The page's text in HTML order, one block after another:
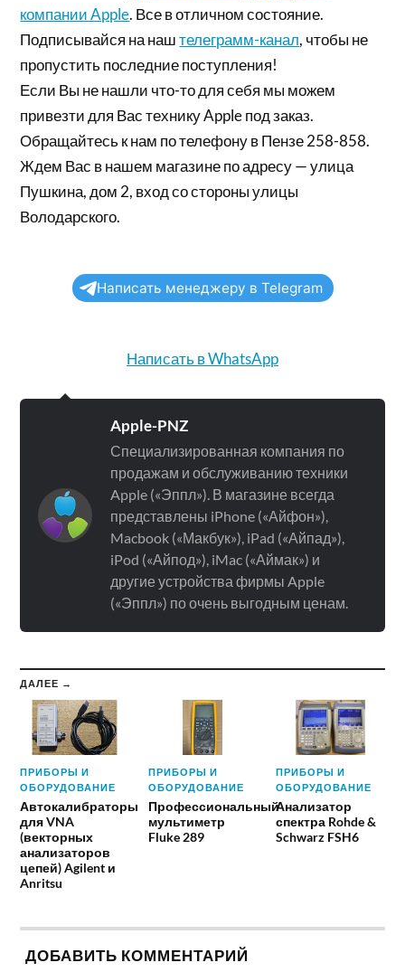
компании Apple. Все в отличном состояние.
Подписывайся на наштелеграмм-канал, чтобы не
пропустить последние поступления!
Если Вы не нашли что-то для себя мы можем
привезти для Вас технику Apple под заказ.
Обращайтесь к нам по телефону в Пензе 258-858.
Ждем Вас в нашем магазине по адресу — улица
Пушкина, дом 2, вход со стороны улицы
Володарского.
Написать менеджеру в Telegram
Написать в WhatsApp
Apple-PNZ
Специализированная компания по
продажам и обслуживанию техники
Apple («Эппл»). В магазине всегда
представлены iPhone («Айфон»),
Macbook («Макбук»), iPad («Айпад»),
iPod («Айпод»), iMac («Аймак») и
другие устройства фирмы Apple
(«Эппл») по очень выгодным ценам.
ДАЛЕЕ →
ПРИБОРЫ И
ОБОРУДОВАНИЕ
Автокалибраторы
для VNA
(векторных
анализаторов
цепей) Agilent и
Anritsu
ПРИБОРЫ И
ОБОРУДОВАНИЕ
Профессиональный
мультиметр
Fluke 289
ПРИБОРЫ И
ОБОРУДОВАНИЕ
Анализатор
спектра Rohde &
Schwarz FSH6
ДОБАВИТЬ КОММЕНТАРИЙ